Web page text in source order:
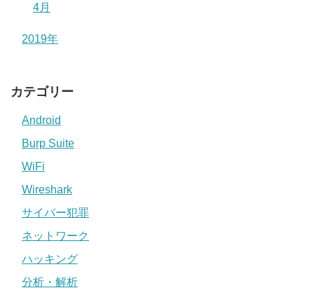
4月
2019年
カテゴリー
Android
Burp Suite
WiFi
Wireshark
サイバー犯罪
ネットワーク
ハッキング
分析・解析